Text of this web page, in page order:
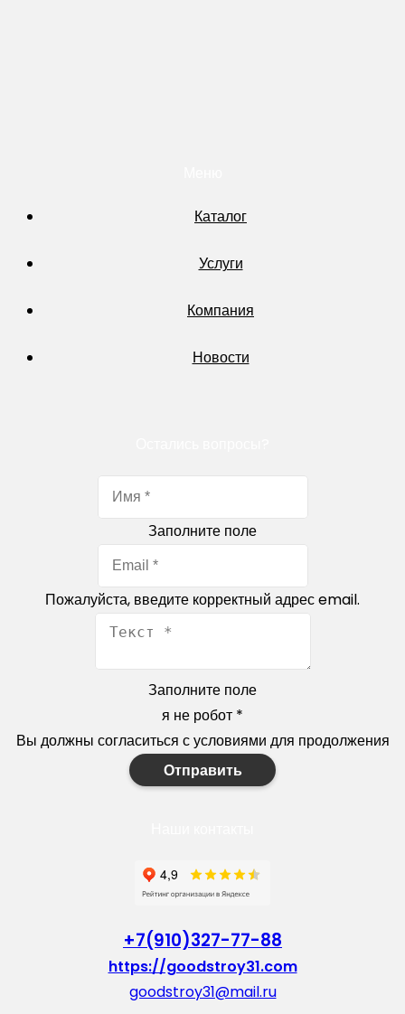
Каталог
Услуги
Компания
Новости
Заполните поле
Пожалуйста, введите корректный адрес email.
Заполните поле
я не робот *
Вы должны согласиться с условиями для продолжения
Отправить
+7(910)327-77-88
https://goodstroy31.com
goodstroy31@mail.ru